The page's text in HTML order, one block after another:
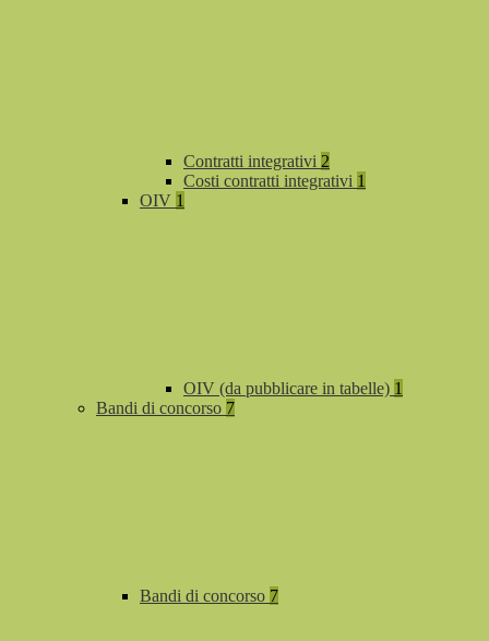
Contratti integrativi 2
Costi contratti integrativi 1
OIV 1
OIV (da pubblicare in tabelle) 1
Bandi di concorso 7
Bandi di concorso 7